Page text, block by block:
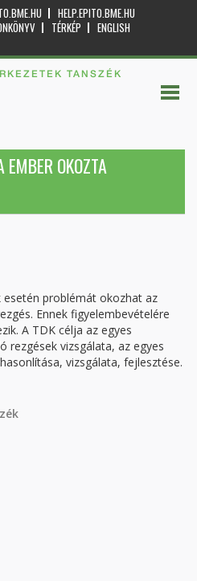
HELP.EPITO.BME.HU
TÉRKÉP
ENGLISH
TANSZÉK
EMBER OKOZTA
problémát okozhat az
Ennek figyelembevételére
A TDK célja az egyes
rezgések vizsgálata, az egyes
vizsgálata, fejlesztése.